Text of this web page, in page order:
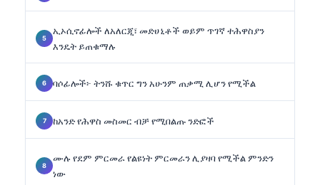
ኢኦሲኖፊሎች ለአለርጂ፣ መድሀኒቶች ወይም ጥገኛ ተሕዋስያን
እንዴት ይጠቁማሉ
ባሶፊሎች፦ ትንሹ ቁጥር ግን አሁንም ጠቃሚ ሊሆን የሚችል
ከአንድ የሕዋስ መስመር ብቻ የሚበልጡ ንድፎች
ሙሉ የደም ምርመራ የልዩነት ምርመራን ሊያዛባ የሚችል ምንድን
ነው